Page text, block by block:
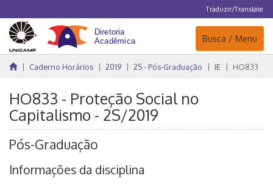
Traduzir/Translate
Navegação
Busca / Menu
Caderno Horários 2019 2S - Pós-Graduação IE HO833
HO833 - Proteção Social no
Capitalismo - 2S/2019
Pós-Graduação
Informações da disciplina